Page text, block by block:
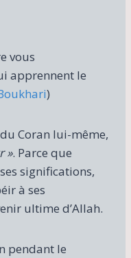
vous
apprennent le
)
Coran lui-même,
». Parce que
significations,
à ses
ultime d’Allah.
pendant le